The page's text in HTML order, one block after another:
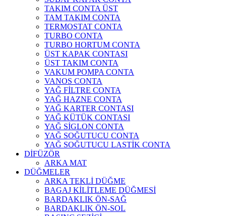
TAKIM CONTA ÜST
TAM TAKIM CONTA
TERMOSTAT CONTA
TURBO CONTA
TURBO HORTUM CONTA
ÜST KAPAK CONTASI
ÜST TAKIM CONTA
VAKUM POMPA CONTA
VANOS CONTA
YAĞ FİLTRE CONTA
YAĞ HAZNE CONTA
YAĞ KARTER CONTASI
YAĞ KÜTÜK CONTASI
YAĞ SİGLON CONTA
YAĞ SOĞUTUCU CONTA
YAĞ SOĞUTUCU LASTİK CONTA
DİFÜZÖR
ARKA MAT
DÜĞMELER
ARKA TEKLİ DÜĞME
BAGAJ KİLİTLEME DÜĞMESİ
BARDAKLIK ÖN-SAĞ
BARDAKLIK ÖN-SOL